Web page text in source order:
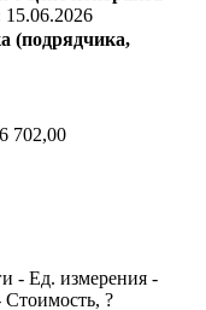
15.06.2026
(подрядчика,
702,00
- Ед. измерения -
Стоимость, ?